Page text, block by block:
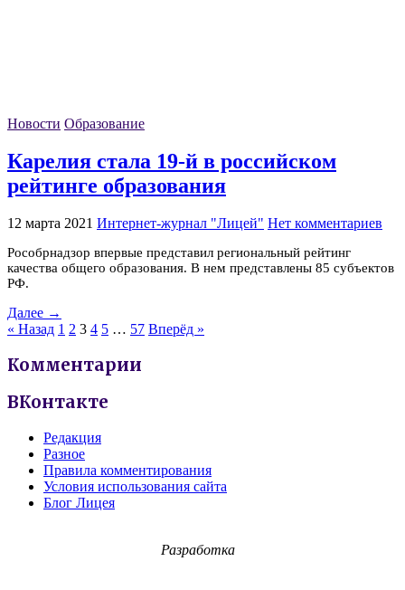
Новости Образование
Карелия стала 19-й в российском
рейтинге образования
12 марта 2021 Интернет-журнал "Лицей" Нет комментариев
Рособрнадзор впервые представил региональный рейтинг
качества общего образования. В нем представлены 85 субъектов
РФ.
Далее →
« Назад 1 2 3 4 5 … 57 Вперёд »
Комментарии
ВКонтакте
Редакция
Разное
Правила комментирования
Условия использования сайта
Блог Лицея
Разработка